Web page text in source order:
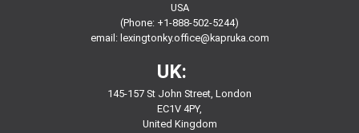
USA
(Phone: +1-888-502-5244)
email: lexingtonky.office@kapruka.com
UK:
145-157 St John Street, London
EC1V 4PY,
United Kingdom